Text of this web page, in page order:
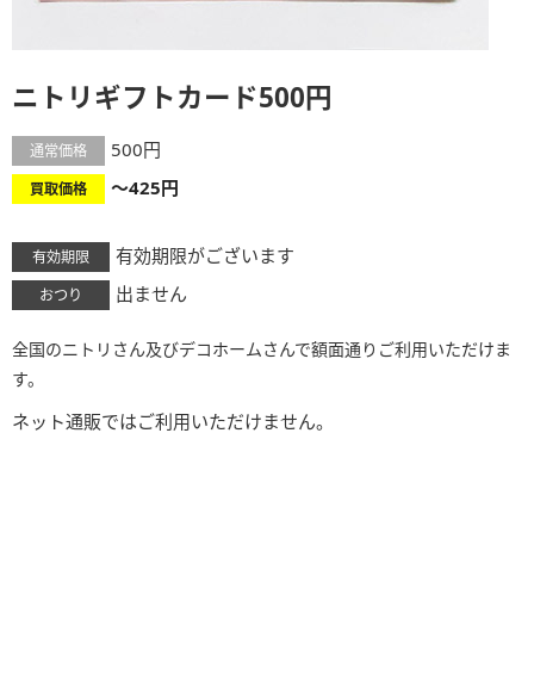
ニトリギフトカード500円
通常価格 500円
買取価格 ～425円
有効期限 有効期限がございます
おつり 出ません
全国のニトリさん及びデコホームさんで額面通りご利用いただけま
す。
ネット通販ではご利用いただけません。